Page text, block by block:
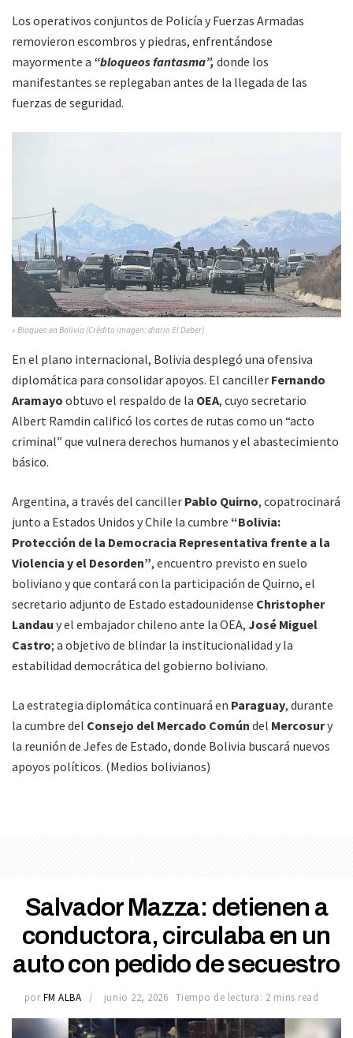
Los operativos conjuntos de Policía y Fuerzas Armadas
removieron escombros y piedras, enfrentándose
mayormente a “bloqueos fantasma”, donde los
manifestantes se replegaban antes de la llegada de las
fuerzas de seguridad.
» Bloqueo en Bolivia (Crédito imagen: diario El Deber)
En el plano internacional, Bolivia desplegó una ofensiva
diplomática para consolidar apoyos. El canciller Fernando
Aramayo obtuvo el respaldo de la OEA, cuyo secretario
Albert Ramdin calificó los cortes de rutas como un “acto
criminal” que vulnera derechos humanos y el abastecimiento
básico.
Argentina, a través del canciller Pablo Quirno, copatrocinará
junto a Estados Unidos y Chile la cumbre “Bolivia:
Protección de la Democracia Representativa frente a la
Violencia y el Desorden”, encuentro previsto en suelo
boliviano y que contará con la participación de Quirno, el
secretario adjunto de Estado estadounidense Christopher
Landau y el embajador chileno ante la OEA, José Miguel
Castro; a objetivo de blindar la institucionalidad y la
estabilidad democrática del gobierno boliviano.
La estrategia diplomática continuará en Paraguay, durante
la cumbre del Consejo del Mercado Común del Mercosury
la reunión de Jefes de Estado, donde Bolivia buscará nuevos
apoyos políticos. (Medios bolivianos)
Salvador Mazza: detienen a
conductora, circulaba en un
auto con pedido de secuestro
por FM ALBA junio 22, 2026 Tiempo de lectura: 2 mins read